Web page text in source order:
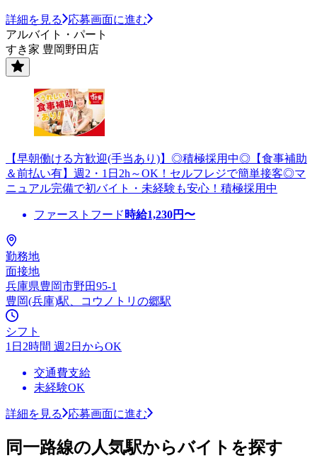
詳細を見る
応募画面に進む
アルバイト・パート
すき家 豊岡野田店
【早朝働ける方歓迎(手当あり)】◎積極採用中◎【食事補助
＆前払い有】週2・1日2h～OK！セルフレジで簡単接客◎マ
ニュアル完備で初バイト・未経験も安心！積極採用中
ファーストフード 時給1,230円〜
勤務地
面接地
兵庫県豊岡市野田95-1
豊岡(兵庫)駅、コウノトリの郷駅
シフト
1日2時間 週2日からOK
交通費支給
未経験OK
詳細を見る 応募画面に進む
同一路線の人気駅からバイトを探す